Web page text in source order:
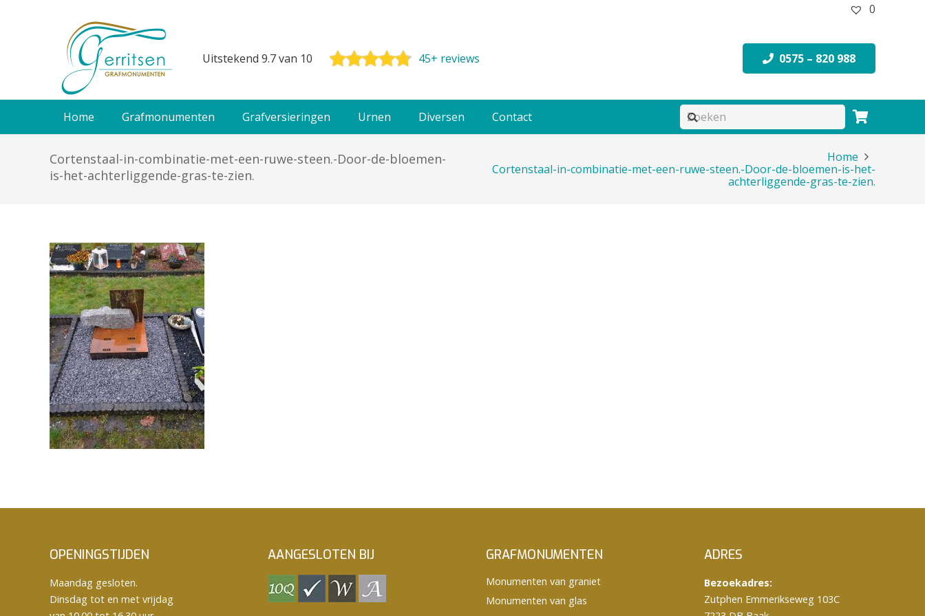
0
Uitstekend 9.7 van 10 45+ reviews 0575 – 820 988
Home Grafmonumenten Grafversieringen Urnen Diversen Contact
Cortenstaal-in-combinatie-met-een-ruwe-steen.-Door-de-bloemen-
is-het-achterliggende-gras-te-zien.
Home
Cortenstaal-in-combinatie-met-een-ruwe-steen.-Door-de-bloemen-is-het-
achterliggende-gras-te-zien.
OPENINGSTIJDEN
Maandag gesloten.
Dinsdag tot en met vrijdag
AANGESLOTEN BIJ GRAFMONUMENTEN
Monumenten van graniet
Monumenten van glas
ADRES
Bezoekadres:
Zutphen Emmerikseweg 103C